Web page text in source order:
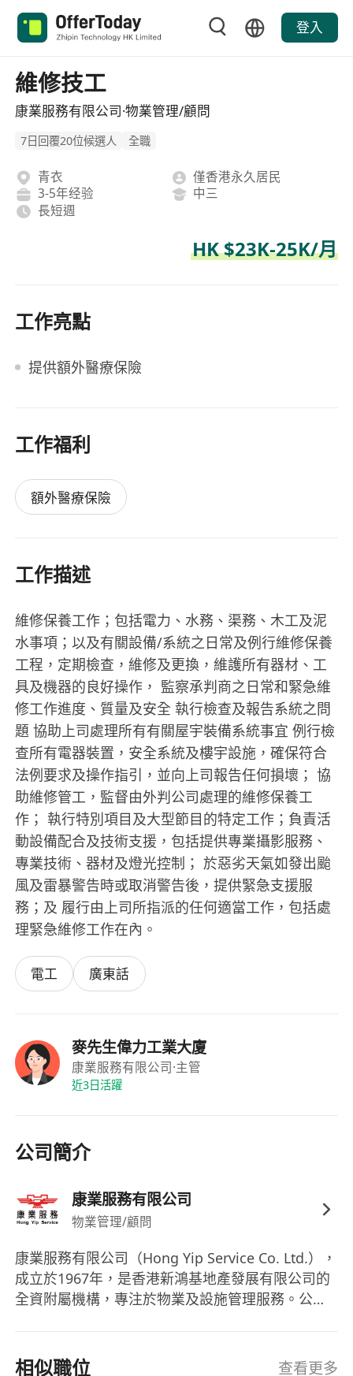
登入
維修技工
康業服務有限公司·物業管理/顧問
7日回覆20位候選人 全職
青衣
僅香港永久居民
3-5年经验
中三
長短週
HK $23K-25K/月
工作亮點
提供額外醫療保險
工作福利
額外醫療保險
工作描述
維修保養工作；包括電力、水務、渠務、木工及泥
水事項；以及有關設備/系統之日常及例行維修保養
工程，定期檢查，維修及更換，維護所有器材、工
具及機器的良好操作， 監察承判商之日常和緊急維
修工作進度、質量及安全 執行檢查及報告系統之問
題 協助上司處理所有有關屋宇裝備系統事宜 例行檢
查所有電器裝置，安全系統及樓宇設施，確保符合
法例要求及操作指引，並向上司報告任何損壞； 協
助維修管工，監督由外判公司處理的維修保養工
作； 執行特別項目及大型節目的特定工作；負責活
動設備配合及技術支援，包括提供專業攝影服務、
專業技術、器材及燈光控制； 於惡劣天氣如發出颱
風及雷暴警告時或取消警告後，提供緊急支援服
務；及 履行由上司所指派的任何適當工作，包括處
理緊急維修工作在內。
電工 廣東話
麥先生偉力工業大廈
康業服務有限公司·主管
近3日活躍
公司簡介
康業服務有限公司
物業管理/顧問
康業服務有限公司（Hong Yip Service Co. Ltd.），
成立於1967年，是香港新鴻基地產發展有限公司的
全資附屬機構，專注於物業及設施管理服務。公司
化了其在行業中的領導地位。康業服務的業務範圍
相似職位 查看更多